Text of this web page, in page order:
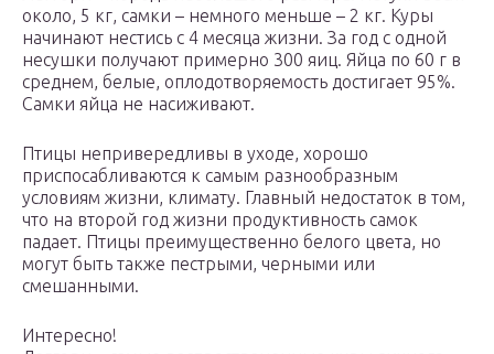
около, 5 кг, самки – немного меньше – 2 кг. Куры
начинают нестись с 4 месяца жизни. За год с одной
несушки получают примерно 300 яиц. Яйца по 60 г в
среднем, белые, оплодотворяемость достигает 95%.
Самки яйца не насиживают.
Птицы непривередливы в уходе, хорошо
приспосабливаются к самым разнообразным
условиям жизни, климату. Главный недостаток в том,
что на второй год жизни продуктивность самок
падает. Птицы преимущественно белого цвета, но
могут быть также пестрыми, черными или
смешанными.
Интересно!